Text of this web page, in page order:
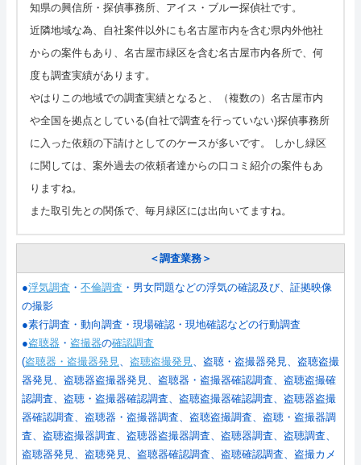
知県の興信所・探偵事務所、アイス・ブルー探偵社です。
近隣地域な為、自社案件以外にも名古屋市内を含む県内外他社
からの案件もあり、名古屋市緑区を含む名古屋市内各所で、何
度も調査実績があります。
やはりこの地域での調査実績となると、（複数の）名古屋市内
や全国を拠点としている(自社で調査を行っていない)探偵事務所
に入った依頼の下請けとしてのケースが多いです。 しかし緑区
に関しては、案外過去の依頼者達からの口コミ紹介の案件もあ
りますね。
また取引先との関係で、毎月緑区には出向いてますね。
＜調査業務＞
●浮気調査 ・ 不倫調査 ・男女問題などの浮気の確認及び、証拠映像
の撮影
●素行調査・動向調査・現場確認・現地確認などの行動調査
●盗聴器 ・ 盗撮器の確認調査
(盗聴器・盗撮器発見 盗聴盗撮発見
、盗聴・盗撮器発見、盗聴盗撮
器発見、盗聴器盗撮器発見、盗聴器・盗撮器確認調査、盗聴盗撮確
認調査、盗聴・盗撮器確認調査、盗聴盗撮器確認調査、盗聴器盗撮
器確認調査、盗聴器・盗撮器調査、盗聴盗撮調査、盗聴・盗撮器調
査、盗聴盗撮器調査、盗聴器盗撮器調査、盗聴器調査、盗聴調査、
盗聴器発見、盗聴発見、盗聴器確認調査、盗聴確認調査、盗撮カメ